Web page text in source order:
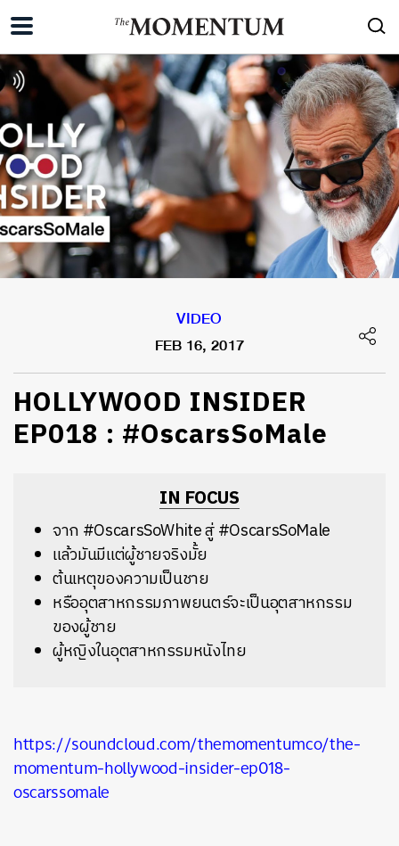
VIDEO
FEB 16, 2017
HOLLYWOOD INSIDER
EP018 : #OscarsSoMale
IN FOCUS
จาก #OscarsSoWhite สู่ #OscarsSoMale
แล้วมันมีแต่ผู้ชายจริงมั้ย
ต้นเหตุของความเป็นชาย
หรืออุตสาหกรรมภาพยนตร์จะเป็นอุตสาหกรรม
ของผู้ชาย
ผู้หญิงในอุตสาหกรรมหนังไทย
https://soundcloud.com/themomentumco/the-
momentum-hollywood-insider-ep018-
oscarssomale